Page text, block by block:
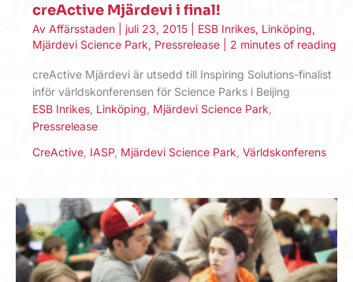
creActive Mjärdevi i final!
Av Affärsstaden juli 23, 2015 ESB Inrikes, Linköping,
Mjärdevi Science Park, Pressrelease 2 minutes of reading
creActive Mjärdevi är utsedd till Inspiring Solutions-finalist
inför världskonferensen för Science Parks i Beijing
ESB Inrikes Linköping Mjärdevi Science Park
Pressrelease
CreActive IASP, Mjärdevi Science Park Världskonferens